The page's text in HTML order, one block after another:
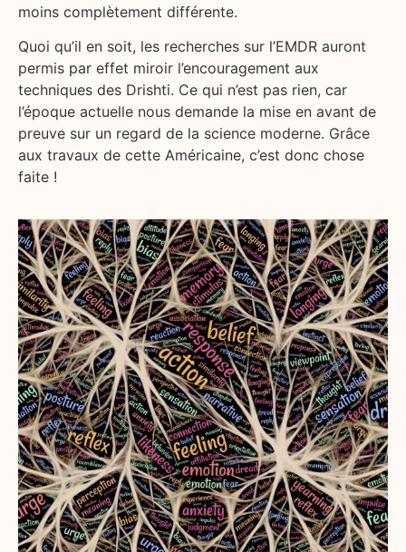
moins complètement différente.
Quoi qu’il en soit, les recherches sur l’EMDR auront
permis par effet miroir l’encouragement aux
techniques des Drishti. Ce qui n’est pas rien, car
l’époque actuelle nous demande la mise en avant de
preuve sur un regard de la science moderne. Grâce
aux travaux de cette Américaine, c’est donc chose
faite !